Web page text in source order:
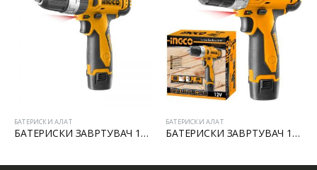
БАТЕРИСКИ АЛАТ
БАТЕРИСКИ ЗАВРТУВАЧ 12V LI-ION
БАТЕРИСКИ АЛАТ
Батериски ударен 12V